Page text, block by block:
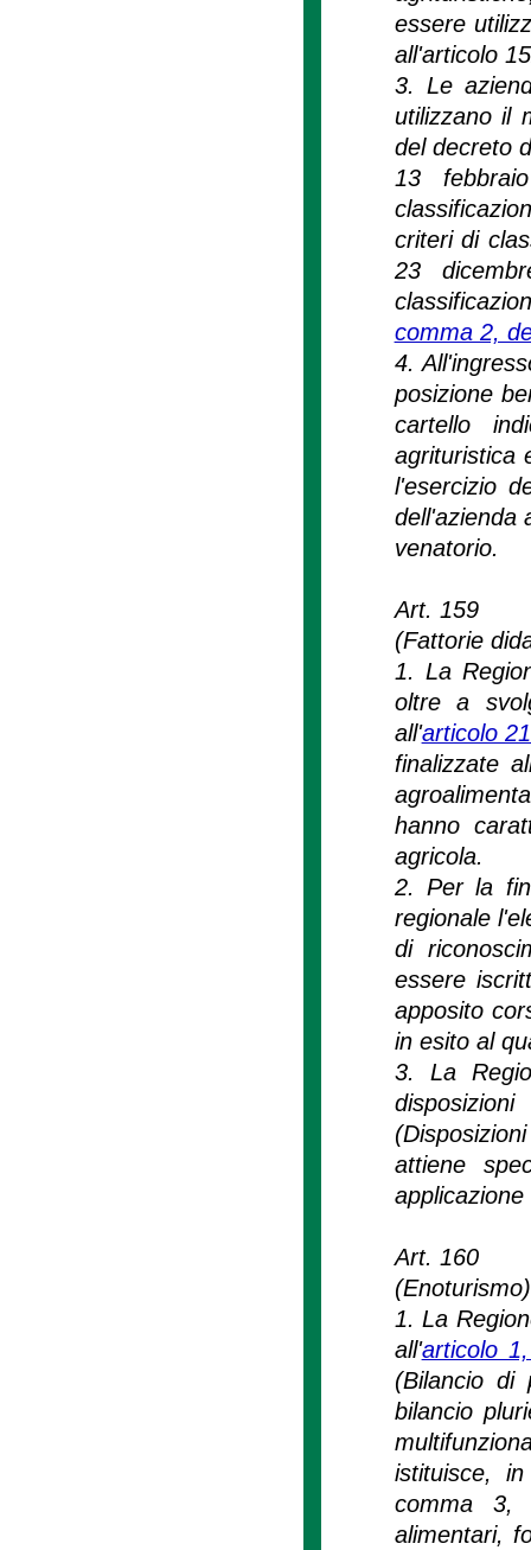
essere
all'articolo
3. Le
utilizzano il
del decreto
13
criteri di
23
comma 2,
4.
posizione
cartello
agrituristica
l'esercizio
dell'azienda
venatorio.
Art. 159
(Fattorie
1. La
oltre a
all'articolo
finalizzate
hanno
agricola.
2. Per la
regionale
di
essere
apposito
in esito al
3. La
attiene
Art. 160
(Enoturismo)
1. La
all'articolo
(Bilancio di
bilancio
istituisce,
comma 3,
alimentari,